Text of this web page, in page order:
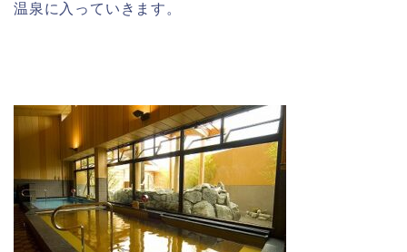
温泉に入っていきます。